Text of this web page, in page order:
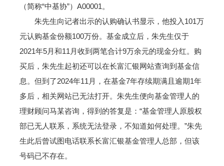
（简称“中基协”）A00001。
朱先生向记者出示的认购确认书显示，他投入101万
元认购基金份额100万份。基金成立后，朱先生仅于
2021年5月和11月收到两笔合计9万余元的现金分红。购
买后，朱先生起初还可以在长富汇银网站查询到基金信
息。但到了2024年11月，在基金7年存续期满且逾期1年
多后，相关网站已无法打开。朱先生便向基金管理人的
理财顾问马某咨询，得到的答复是：“基金管理人原股权
部已无人联系，系统无法登录，不知道如何处理。”朱先
生此后曾试图电话联系长富汇银基金管理人总部，但该
号码已不存在。